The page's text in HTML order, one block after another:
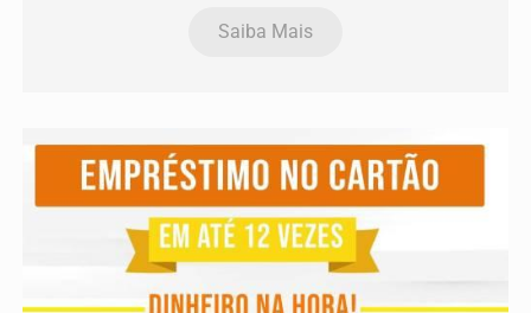
Saiba Mais